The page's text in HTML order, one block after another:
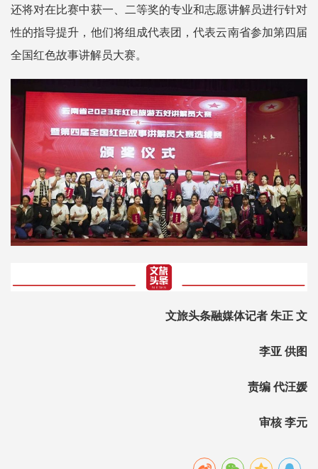
还将对在比赛中获一、二等奖的专业和志愿讲解员进行针对
性的指导提升，他们将组成代表团，代表云南省参加第四届
全国红色故事讲解员大赛。
文旅头条融媒体记者 朱正 文
李亚 供图
责编 代汪媛
审核 李元